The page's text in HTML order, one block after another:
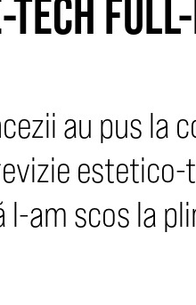
au pus la
estetico-
l-am scos la